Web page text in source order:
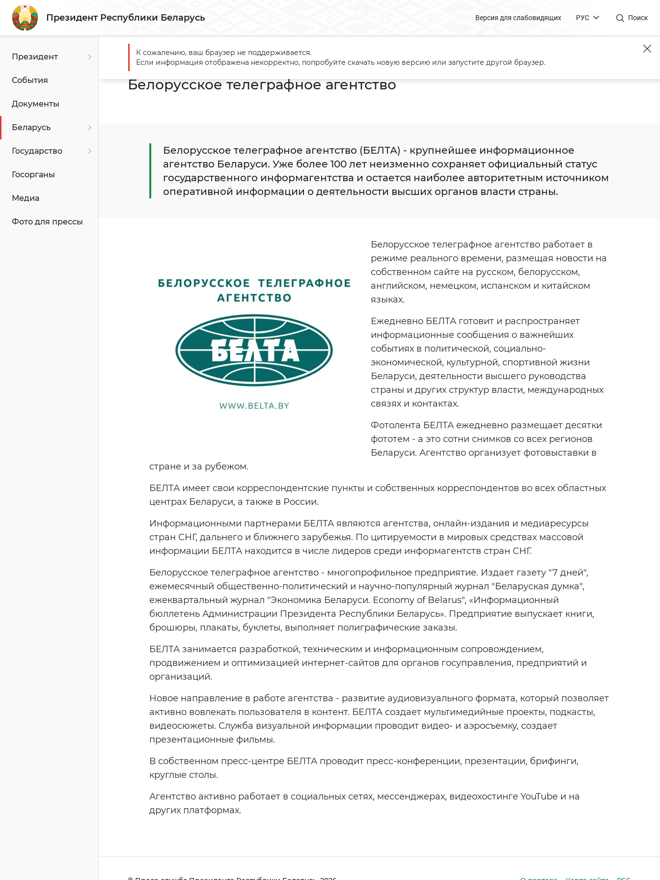
Президент Республики Беларусь Версия для слабовидящих РУС Поиск
Президент
События
Документы
Беларусь
Государство
Госорганы
Медиа
Фото для прессы
Главная Беларусь Гражданское общество Средства массовой информации Белорусское телеграфное агентство БелТА
Белорусское телеграфное агентство
Белорусское телеграфное агентство (БЕЛТА) - крупнейшее информационное
агентство Беларуси. Уже более 100 лет неизменно сохраняет официальный статус
государственного информагентства и остается наиболее авторитетным источником
оперативной информации о деятельности высших органов власти страны.
Белорусское телеграфное агентство работает в
режиме реального времени, размещая новости на
собственном сайте на русском, белорусском,
английском, немецком, испанском и китайском
языках.
Ежедневно БЕЛТА готовит и распространяет
информационные сообщения о важнейших
событиях в политической, социально-
экономической, культурной, спортивной жизни
Беларуси, деятельности высшего руководства
страны и других структур власти, международных
связях и контактах.
Фотолента БЕЛТА ежедневно размещает десятки
фототем - а это сотни снимков со всех регионов
Беларуси. Агентство организует фотовыставки в
стране и за рубежом.
БЕЛТА имеет свои корреспондентские пункты и собственных корреспондентов во всех областных
центрах Беларуси, а также в России.
Информационными партнерами БЕЛТА являются агентства, онлайн-издания и медиаресурсы
стран СНГ, дальнего и ближнего зарубежья. По цитируемости в мировых средствах массовой
информации БЕЛТА находится в числе лидеров среди информагентств стран СНГ.
Белорусское телеграфное агентство - многопрофильное предприятие. Издает газету "7 дней",
ежемесячный общественно-политический и научно-популярный журнал "Беларуская думка",
ежеквартальный журнал "Экономика Беларуси. Economy of Belarus", «Информационный
бюллетень Администрации Президента Республики Беларусь». Предприятие выпускает книги,
брошюры, плакаты, буклеты, выполняет полиграфические заказы.
БЕЛТА занимается разработкой, техническим и информационным сопровождением,
продвижением и оптимизацией интернет-сайтов для органов госуправления, предприятий и
организаций.
Новое направление в работе агентства - развитие аудиовизуального формата, который позволяет
активно вовлекать пользователя в контент. БЕЛТА создает мультимедийные проекты, подкасты,
видеосюжеты. Служба визуальной информации проводит видео- и аэросъемку, создает
презентационные фильмы.
В собственном пресс-центре БЕЛТА проводит пресс-конференции, презентации, брифинги,
круглые столы.
Агентство активно работает в социальных сетях, мессенджерах, видеохостинге YouTube и на
других платформах.
К сожалению, ваш браузер не поддерживается.
Если информация отображена некорректно, попробуйте скачать новую версию или запустите другой браузер.